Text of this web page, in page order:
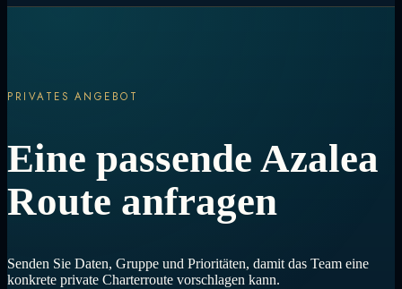
PRIVATES ANGEBOT
Eine passende Azalea
Route anfragen
Senden Sie Daten, Gruppe und Prioritäten, damit das Team eine
konkrete private Charterroute vorschlagen kann.